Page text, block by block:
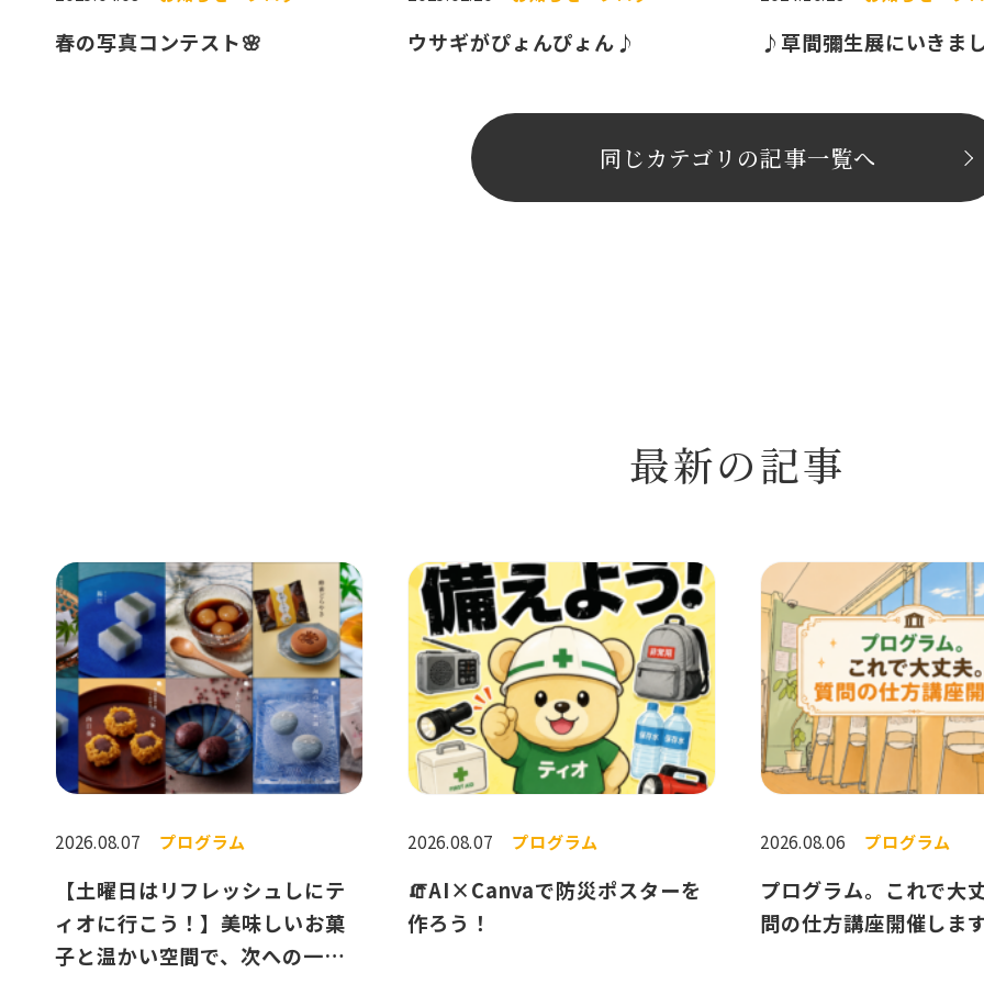
春の写真コンテスト🌸 ウサギがぴょんぴょん♪ ♪草間彌生展にいきま
同じカテゴリの記事⼀覧へ
最新の記事
2026.08.07 プログラム
【土曜日はリフレッシュしにテ
ィオに行こう！】美味しいお菓
子と温かい空間で、次への一歩
2026.08.07 プログラム
🧯AI×Canvaで防災ポスターを
作ろう！
2026.08.06 プログラム
プログラム。これで大
問の仕方講座開催します